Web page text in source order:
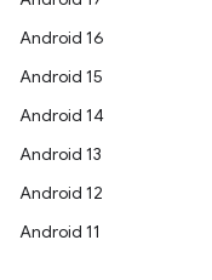
Android 16
Android 15
Android 14
Android 13
Android 12
Android 11